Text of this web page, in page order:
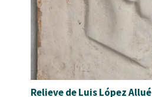
Relieve de Luis López Allué